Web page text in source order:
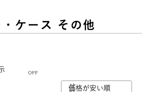
ケース その他
価格が安い順